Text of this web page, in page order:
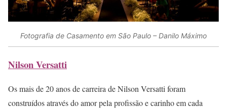
Fotografia de Casamento em São Paulo – Danilo Máximo
Nilson Versatti
Os mais de 20 anos de carreira de Nilson Versatti foram
construídos através do amor pela profissão e carinho em cada